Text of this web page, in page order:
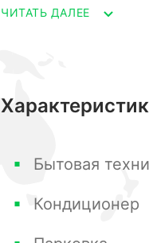
В квартире
уютного отдыха:
барбекю,
рестораны и
ЧИТАТЬ ДАЛЕЕ
Бытовая
Кондиционер